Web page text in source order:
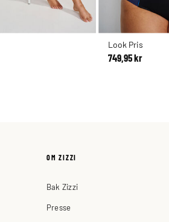
Look Pris
749,95 kr
OM ZIZZI
Bak Zizzi
Presse